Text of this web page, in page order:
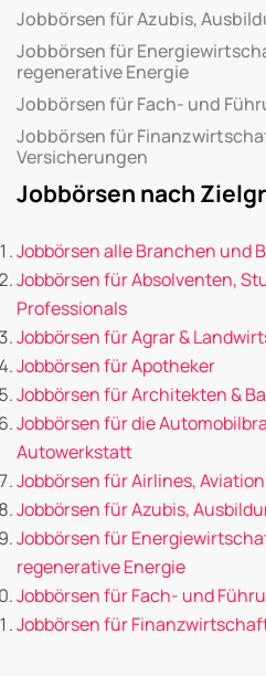
Jobbörsen für Azubis,
Jobbörsen für
regenerative Energie
Jobbörsen für Fach- und
Jobbörsen für
Versicherungen
Jobbörsen nach
Jobbörsen alle Branchen und
Jobbörsen für Absolventen,
Professionals
Jobbörsen für Agrar &
Jobbörsen für Apotheker
Jobbörsen für Architekten &
Jobbörsen für die
Autowerkstatt
Jobbörsen für Airlines,
Jobbörsen für Azubis,
Jobbörsen für
regenerative Energie
Jobbörsen für Fach- und
Jobbörsen für